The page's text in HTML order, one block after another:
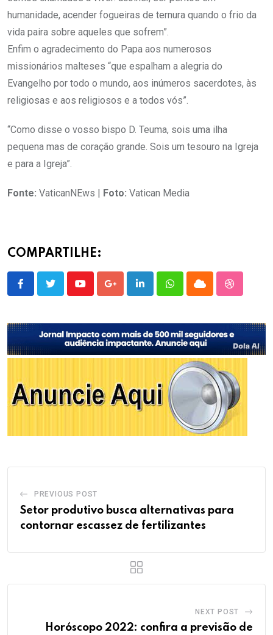
humanidade, acender fogueiras de ternura quando o frio da
vida paira sobre aqueles que sofrem”.
Enfim o agradecimento do Papa aos numerosos
missionários malteses “que espalham a alegria do
Evangelho por todo o mundo, aos inúmeros sacerdotes, às
religiosas e aos religiosos e a todos vós”.
“Como disse o vosso bispo D. Teuma, sois uma ilha
pequena mas de coração grande. Sois um tesouro na Igreja
e para a Igreja”.
Fonte: VaticanNEws | Foto: Vatican Media
COMPARTILHE:
YoutubeGoogle+LinkedInWhatsappCloud
PREVIOUS POST
Setor produtivo busca alternativas para
contornar escassez de fertilizantes
NEXT POST
Horóscopo 2022: confira a previsão de